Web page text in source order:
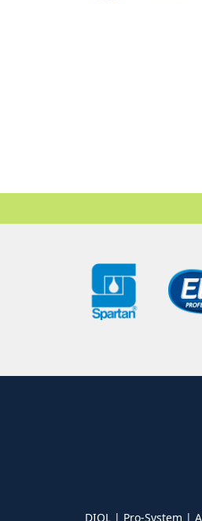
DIOL | Pro-System |